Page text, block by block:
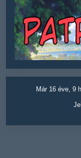
Már 16 éve, 9